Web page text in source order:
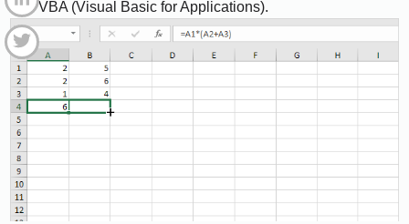
dan VBA (Visual Basic for Applications).